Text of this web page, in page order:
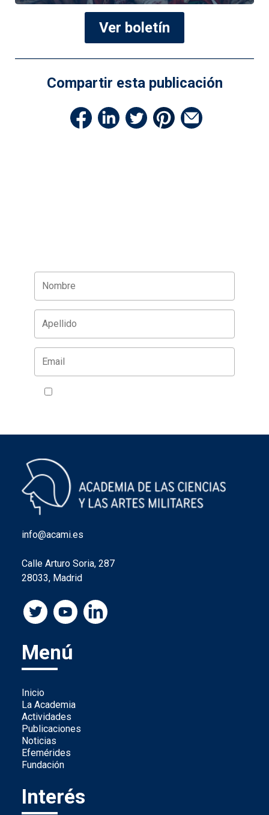
Ver boletín
Compartir esta publicación
info@acami.es
Calle Arturo Soria, 287
28033, Madrid
Menú
Inicio
La Academia
Actividades
Publicaciones
Noticias
Efemérides
Fundación
Interés